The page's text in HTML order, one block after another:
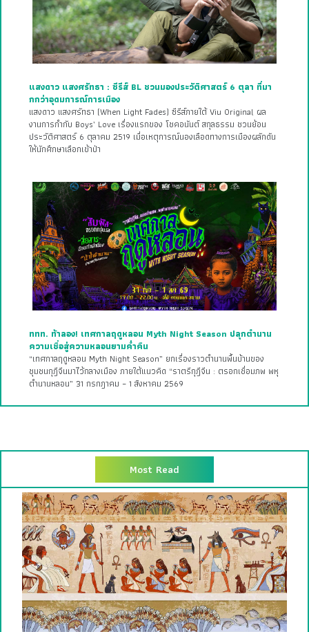
แสงดาว แสงศรัทธา : ซีรีส์ BL ชวนมองประวัติศาสตร์ 6 ตุลา ที่มา
กกว่าอุดมการณ์การเมือง
แสงดาว แสงศรัทธา (When Light Fades) ซีรีส์ภายใต้ Viu Original ผล
งานการกำกับ Boys’ Love เรื่องแรกของ โชคอนันต์ สกุลธรรม ชวนย้อน
ประวัติศาสตร์ 6 ตุลาคม 2519 เมื่อเหตุการณ์นองเลือดทางการเมืองผลักดัน
ให้นักศึกษาเลือกเข้าป่า
ททท. ท้าลอง! เทศกาลฤดูหลอน Myth Night Season ปลุกตำนาน
ความเชื่อสู่ความหลอนยามค่ำคืน
“เทศกาลฤดูหลอน Myth Night Season” ยกเรื่องราวตำนานพื้นบ้านของ
ชุมชนกุฎีจีนมาไว้กลางเมือง ภายใต้แนวคิด “ราตรีกุฎีจีน : ตรอกเชื่อมภพ พหุ
ตำนานหลอน” 31 กรกฎาคม – 1 สิงหาคม 2569
Most Read